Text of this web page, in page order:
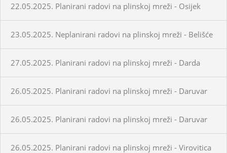
22.05.2025. Planirani radovi na plinskoj mreži - Osijek
23.05.2025. Neplanirani radovi na plinskoj mreži - Belišće
27.05.2025. Planirani radovi na plinskoj mreži - Darda
26.05.2025. Planirani radovi na plinskoj mreži - Daruvar
26.05.2025. Planirani radovi na plinskoj mreži - Daruvar
26.05.2025. Planirani radovi na plinskoj mreži - Virovitica